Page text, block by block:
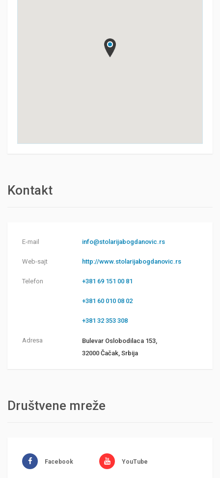
Kontakt
E-mail info@stolarijabogdanovic.rs
Web-sajt http://www.stolarijabogdanovic.rs
Telefon +381 69 151 00 81
+381 60 010 08 02
+381 32 353 308
Adresa
Bulevar Oslobodilaca 153,
32000 Čačak, Srbija
Društvene mreže
Facebook YouTube